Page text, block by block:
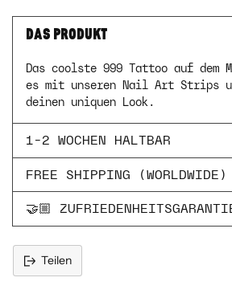
DAS PRODUKT
Das coolste 999 Tattoo auf dem
es mit unseren Nail Art Strips
deinen uniquen Look.
1-2 WOCHEN HALTBAR
FREE SHIPPING (WORLDWIDE)
🤝🏼
Teilen